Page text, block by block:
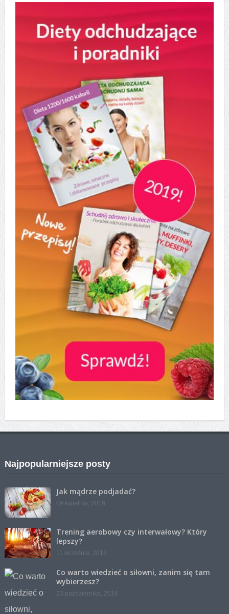
Najpopularniejsze posty
Jak mądrze podjadać?
09 kwietnia, 2016
Trening aerobowy czy interwałowy? Który
lepszy?
11 września, 2016
Co warto wiedzieć o siłowni, zanim się tam
wybierzesz?
23 października, 2016